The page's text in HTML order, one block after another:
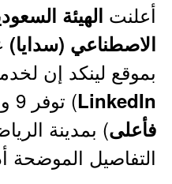
أعلنت الهيئة
الاصطناعي (سدايا)
بموقع لينكد إن
LinkedIn) توفر 9 وظائف مُتعددة (
فأعلى) بمدينة
التفاصيل الموضحة